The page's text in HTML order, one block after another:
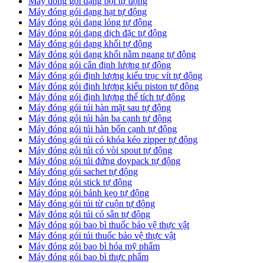
Máy đóng gói dạng hạt tự động
Máy đóng gói dạng lỏng tự động
Máy đóng gói dạng dịch đặc tự động
Máy đóng gói dạng khối tự động
Máy đóng gói dạng khối nằm ngang tự động
Máy đóng gói cân định lượng tự động
Máy đóng gói định lượng kiểu trục vít tự động
Máy đóng gói định lượng kiểu piston tự động
Máy đóng gói định lượng thể tích tự động
Máy đóng gói túi hàn mặt sau tự động
Máy đóng gói túi hàn ba cạnh tự động
Máy đóng gói túi hàn bốn cạnh tự động
Máy đóng gói túi có khóa kéo zipper tự động
Máy đóng gói túi có vòi spout tự động
Máy đóng gói túi đứng doypack tự động
Máy đóng gói sachet tự động
Máy đóng gói stick tự động
Máy đóng gói bánh kẹo tự động
Máy đóng gói túi từ cuộn tự động
Máy đóng gói túi có sẵn tự động
Máy đóng gói bao bì thuốc bảo vệ thực vật
Máy đóng gói túi thuốc bảo vệ thực vật
Máy đóng gói bao bì hóa mỹ phẩm
Máy đóng gói bao bì thực phẩm